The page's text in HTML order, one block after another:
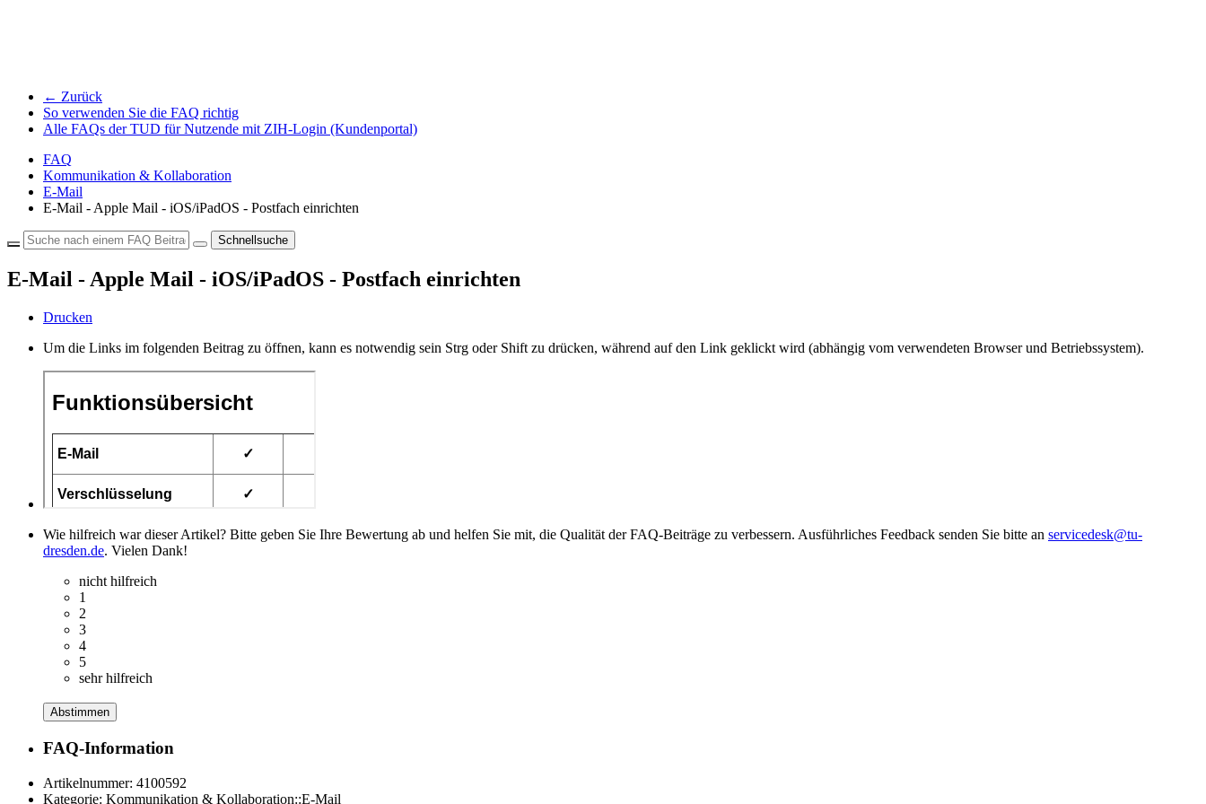
← Zurück
So verwenden Sie die FAQ richtig
Alle FAQs der TUD für Nutzende mit ZIH-Login (Kundenportal)
FAQ
Kommunikation & Kollaboration
E-Mail
E-Mail - Apple Mail - iOS/iPadOS - Postfach einrichten
Schnellsuche
E-Mail - Apple Mail - iOS/iPadOS - Postfach einrichten
Drucken
Um die Links im folgenden Beitrag zu öffnen, kann es notwendig sein Strg oder Shift zu drücken, während auf den Link geklickt wird (abhängig vom verwendeten Browser und Betriebssystem).
Wie hilfreich war dieser Artikel? Bitte geben Sie Ihre Bewertung ab und helfen Sie mit, die Qualität der FAQ-Beiträge zu verbessern. Ausführliches Feedback senden Sie bitte an servicedesk@tu-
dresden.de. Vielen Dank!
nicht hilfreich
1
2
3
4
5
sehr hilfreich
Abstimmen
FAQ-Information
Artikelnummer: 4100592
Kategorie: Kommunikation & Kollaboration::E-Mail